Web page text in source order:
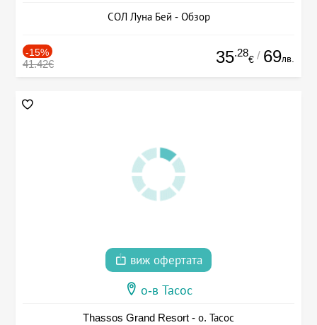
СОЛ Луна Бей - Обзор
-15%
41.42€ 35.28
€ / 69лв.
виж офертата
о-в Тасос
Thassos Grand Resort - о. Тасос